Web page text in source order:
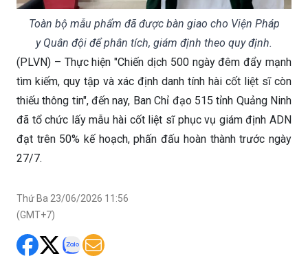
Toàn bộ mẫu phẩm đã được bàn giao cho Viện Pháp
y Quân đội để phân tích, giám định theo quy định.
(PLVN) – Thực hiện "Chiến dịch 500 ngày đêm đẩy mạnh
tìm kiếm, quy tập và xác định danh tính hài cốt liệt sĩ còn
thiếu thông tin", đến nay, Ban Chỉ đạo 515 tỉnh Quảng Ninh
đã tổ chức lấy mẫu hài cốt liệt sĩ phục vụ giám định ADN
đạt trên 50% kế hoạch, phấn đấu hoàn thành trước ngày
27/7.
Thứ Ba 23/06/2026 11:56
(GMT+7)